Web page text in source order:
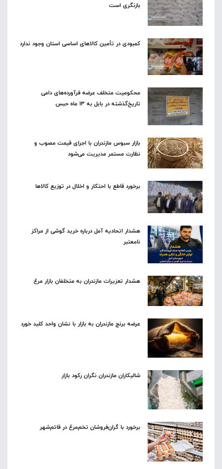
بازنگری است
کمبودی در تأمین کالاهای اساسی استان وجود ندارد
محکومیت متخلف عرضه فرآورده‌های دامی
تاریخ‌گذشته در بابل به ۱۳ ماه حبس
بازار سبوس مازندران با اجرای قیمت مصوب و
نظارت مستمر مدیریت می‌شود
برخورد قاطع با احتکار و اخلال در توزیع کالاها
هشدار اتحادیه آمل درباره خرید گوشی از مراکز
نامعتبر
هشدار تعزیرات مازندران به متخلفان بازار مرغ
عرضه برنج مازندران به بازار با نشان واحد کلید خورد
شالیکاران مازندران نگران رکود بازار
برخورد با گران‌فروشان تخم‌مرغ در قائم‌شهر